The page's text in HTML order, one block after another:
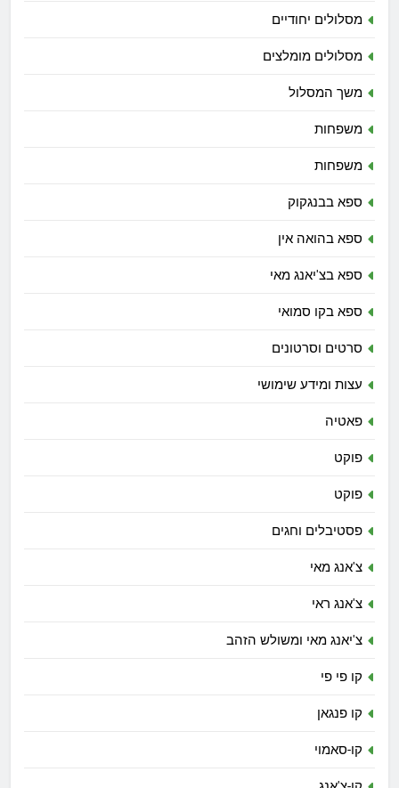
מסלולים יחודיים
מסלולים מומלצים
משך המסלול
משפחות
משפחות
ספא בבנגקוק
ספא בהואה אין
ספא בצ'יאנג מאי
ספא בקו סמואי
סרטים וסרטונים
עצות ומידע שימושי
פאטיה
פוקט
פוקט
פסטיבלים וחגים
צ'אנג מאי
צ'אנג ראי
צ'יאנג מאי ומשולש הזהב
קו פי פי
קו פנגאן
קו-סאמוי